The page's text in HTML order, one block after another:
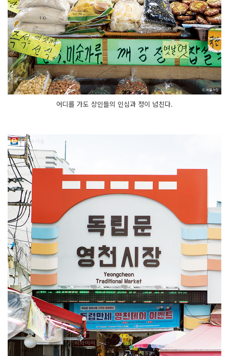
어디를 가도 상인들의 인심과 정이 넘친다.